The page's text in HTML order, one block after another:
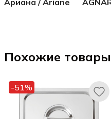
Ариана / Ariane
Похожие товары
-51%